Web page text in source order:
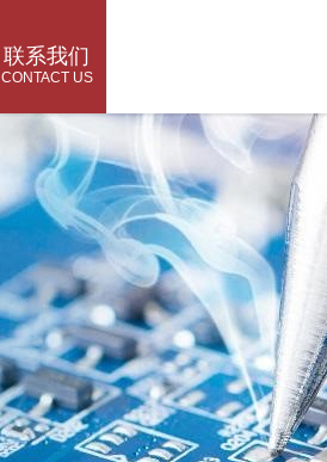
联系我们
CONTACT US